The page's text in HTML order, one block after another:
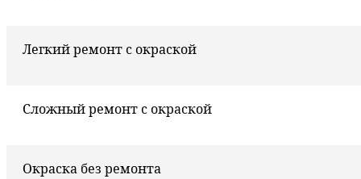
Легкий ремонт с окраской
Сложный ремонт с окраской
Окраска без ремонта